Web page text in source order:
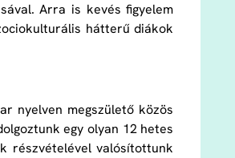
Arra is kevés figyelem
hátterű diákok
nyelven megszülető közös
egy olyan 12 hetes
részvételével valósítottunk